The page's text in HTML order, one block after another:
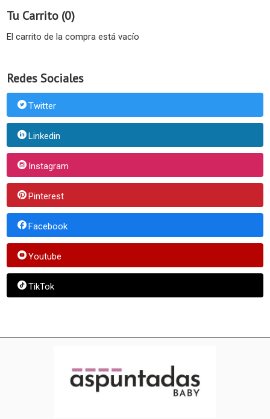
Tu Carrito (0)
El carrito de la compra está vacío
Redes Sociales
Twitter
Linkedin
Instagram
Pinterest
Facebook
Youtube
TikTok